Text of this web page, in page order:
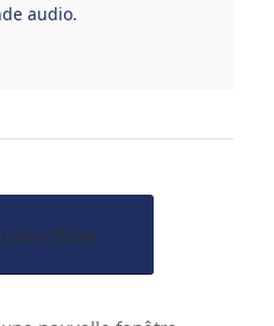
audio.
site officiel